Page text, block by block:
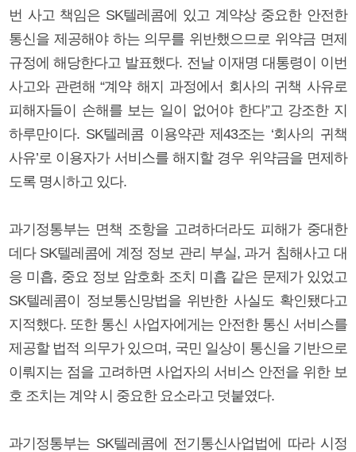
번 사고 책임은 SK텔레콤에 있고 계약상 중요한 안전한
통신을 제공해야 하는 의무를 위반했으므로 위약금 면제
규정에 해당한다고 발표했다. 전날 이재명 대통령이 이번
사고와 관련해 “계약 해지 과정에서 회사의 귀책 사유로
피해자들이 손해를 보는 일이 없어야 한다”고 강조한 지
하루만이다. SK텔레콤 이용약관 제43조는 ‘회사의 귀책
사유’로 이용자가 서비스를 해지할 경우 위약금을 면제하
도록 명시하고 있다.
과기정통부는 면책 조항을 고려하더라도 피해가 중대한
데다 SK텔레콤에 계정 정보 관리 부실, 과거 침해사고 대
응 미흡, 중요 정보 암호화 조치 미흡 같은 문제가 있었고
SK텔레콤이 정보통신망법을 위반한 사실도 확인됐다고
지적했다. 또한 통신 사업자에게는 안전한 통신 서비스를
제공할 법적 의무가 있으며, 국민 일상이 통신을 기반으로
이뤄지는 점을 고려하면 사업자의 서비스 안전을 위한 보
호 조치는 계약 시 중요한 요소라고 덧붙였다.
과기정통부는 SK텔레콤에 전기통신사업법에 따라 시정